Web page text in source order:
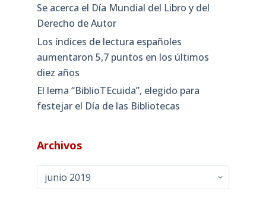
Se acerca el Día Mundial del Libro y del
Derecho de Autor
Los índices de lectura españoles
aumentaron 5,7 puntos en los últimos
diez años
El lema “BiblioTEcuida”, elegido para
festejar el Día de las Bibliotecas
Archivos
Archivos